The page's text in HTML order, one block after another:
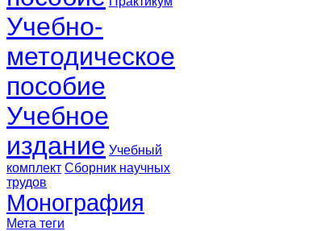
Учебно-
методическое
пособие
Учебное
издание Учебный
комплект Сборник научных
трудов
Монография
Мета теги